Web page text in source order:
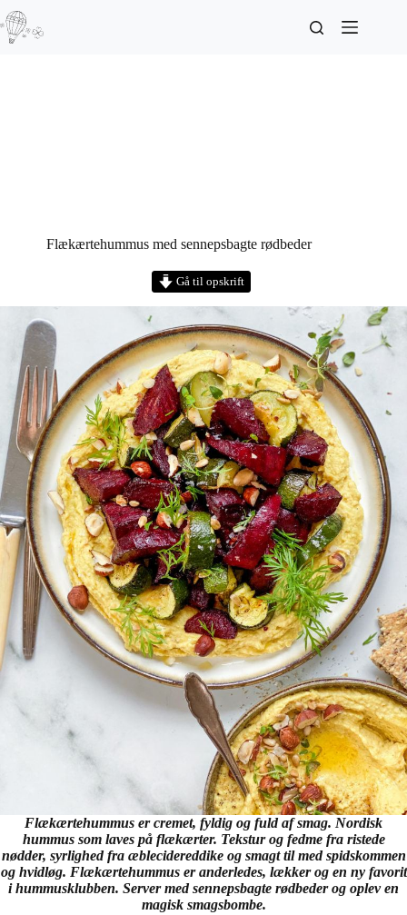
Flækærtehummus med sennepsbagte rødbeder
Gå til opskrift
Flækærtehummus er cremet, fyldig og fuld af smag. Nordisk
hummus som laves på flækærter. Tekstur og fedme fra ristede
nødder, syrlighed fra æblecidereddike og smagt til med spidskommen
og hvidløg. Flækærtehummus er anderledes, lækker og en ny favorit
i hummusklubben. Server med sennepsbagte rødbeder og oplev en
magisk smagsbombe.